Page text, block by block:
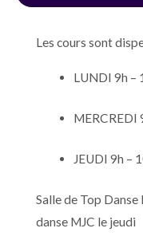
Les cours sont
LUNDI 9h –
MERCREDI
JEUDI 9h –
Salle de Top
danse MJC le jeudi